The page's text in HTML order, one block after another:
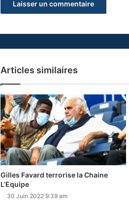
Articles similaires
Gilles Favard terrorise la Chaine
L’Equipe
30 Juin 2022 9:39 am